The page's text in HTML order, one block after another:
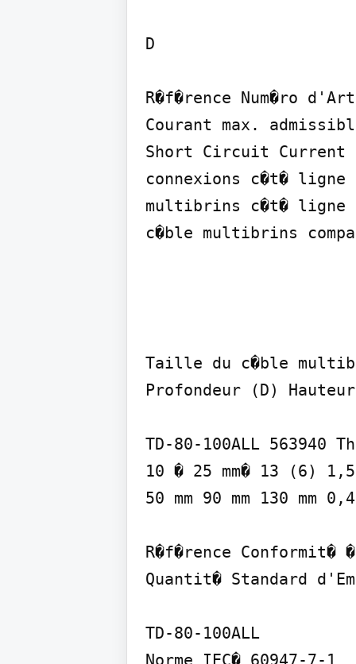
D
R�f�rence Num�ro
Courant max.
Short Circuit Current
connexions c�t� ligne
multibrins c�t� ligne
c�ble multibrins
Taille du c�ble
Profondeur (D)
TD-80-100ALL 563940
10 � 25 mm� 13 (6)
50 mm 90 mm 130 mm
R�f�rence
Quantit� Standard
TD-80-100ALL
Norme IEC� 60947-7-1